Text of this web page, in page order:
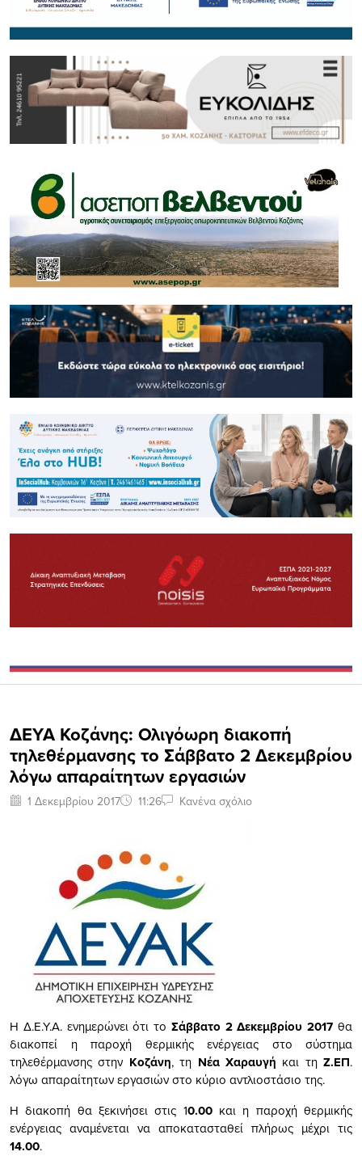
ΔΕΥΑ Κοζάνης: Ολιγόωρη διακοπή
τηλεθέρμανσης το Σάββατο 2 Δεκεμβρίου
λόγω απαραίτητων εργασιών
1 Δεκεμβρίου 2017 11:26 Κανένα σχόλιο
Η Δ.Ε.Υ.Α. ενημερώνει ότι το Σάββατο 2 Δεκεμβρίου 2017θα
διακοπεί η παροχή θερμικής ενέργειας στο σύστημα
τηλεθέρμανσης στην Κοζάνη, τη Νέα Χαραυγή και τηΖ.ΕΠ.
λόγω απαραίτητων εργασιών στο κύριο αντλιοστάσιο της.
Η διακοπή θα ξεκινήσει στις 10.00και η παροχή θερμικής
ενέργειας αναμένεται να αποκατασταθεί πλήρως μέχρι τις
14.00.